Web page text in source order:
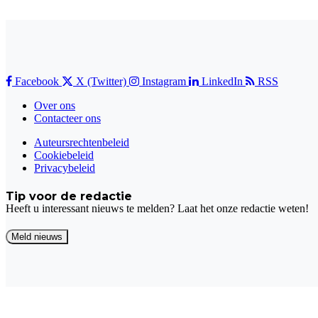
Facebook X (Twitter) Instagram LinkedIn
RSS
Over ons
Contacteer ons
Auteursrechtenbeleid
Cookiebeleid
Privacybeleid
Tip voor de redactie
Heeft u interessant nieuws te melden? Laat het onze redactie weten!